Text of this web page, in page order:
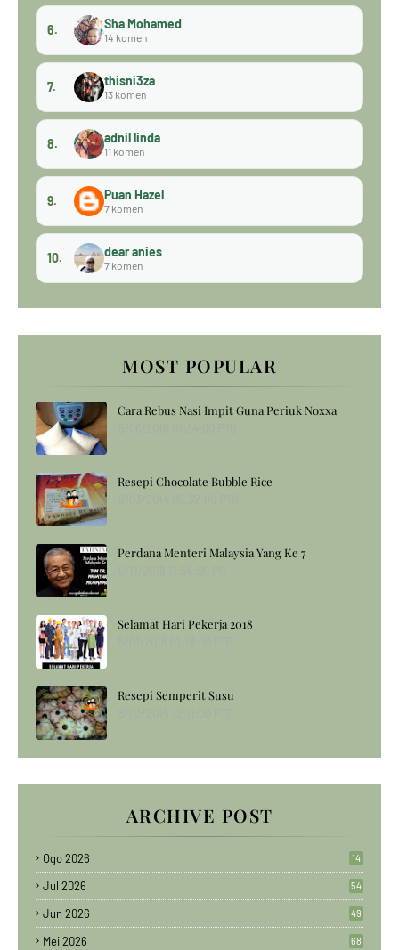
6. Sha Mohamed
14 komen
7. thisni3za
13 komen
8. adnil linda
11 komen
9. Puan Hazel
7 komen
10. dear anies
7 komen
MOST POPULAR
Cara Rebus Nasi Impit Guna Periuk Noxxa
Resepi Chocolate Bubble Rice
Perdana Menteri Malaysia Yang Ke 7
Selamat Hari Pekerja 2018
Resepi Semperit Susu
ARCHIVE POST
Ogo 2026 14
Jul 2026 54
Jun 2026 49
Mei 2026 68